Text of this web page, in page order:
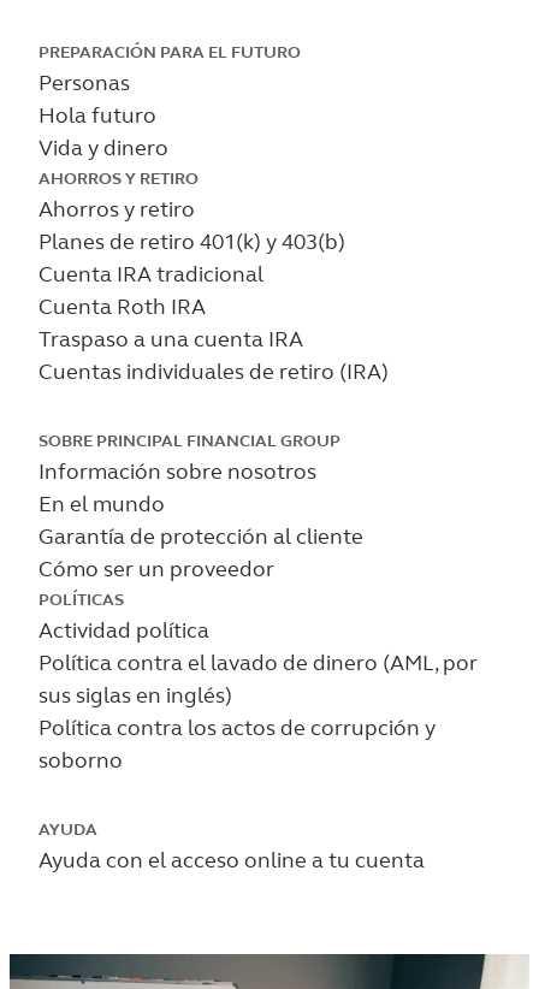
Skip
main
content
PREPARACIÓN PARA EL FUTURO
Personas
Hola futuro
Vida y dinero
AHORROS Y RETIRO
Ahorros y retiro
Planes de retiro 401(k) y 403(b)
Cuenta IRA tradicional
Cuenta Roth IRA
Traspaso a una cuenta IRA
Cuentas individuales de retiro (IRA)
SOBRE PRINCIPAL FINANCIAL GROUP
Información sobre nosotros
En el mundo
Garantía de protección al cliente
Cómo ser un proveedor
POLÍTICAS
Actividad política
Política contra el lavado de dinero (AML, por
sus siglas en inglés)
Política contra los actos de corrupción y
soborno
AYUDA
Ayuda con el acceso online a tu cuenta
Personas